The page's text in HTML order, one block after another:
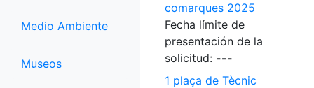
Medio Ambiente
Museos
comarques 2025
Fecha límite de
presentación de la
solicitud: ---
1 plaça de Tècnic